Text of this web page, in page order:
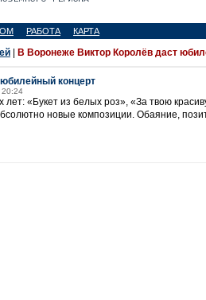
РАБОТА КАРТА
В Воронеже Виктор Королёв даст
концерт
20:24
лет: «Букет из белых роз», «За твою
новые композиции. Обаяние,